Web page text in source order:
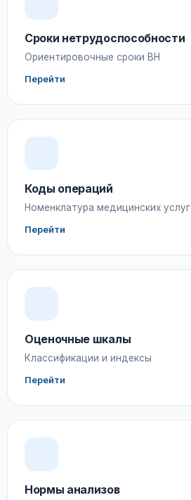
Сроки нетрудоспособности
Ориентировочные сроки ВН
Перейти
Коды операций
Номенклатура медицинских услуг
Перейти
Оценочные шкалы
Классификации и индексы
Перейти
Нормы анализов